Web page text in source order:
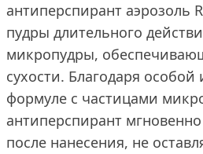
антиперспирант аэрозоль
пудры длительного
микропудры,
сухости. Благодаря
формуле с частицами
антиперспирант
после нанесения, не